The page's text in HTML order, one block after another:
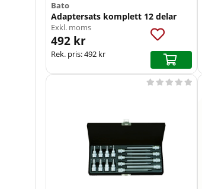
Bato
Adaptersats komplett 12 delar
Exkl. moms
492 kr
Rek. pris:492 kr
    